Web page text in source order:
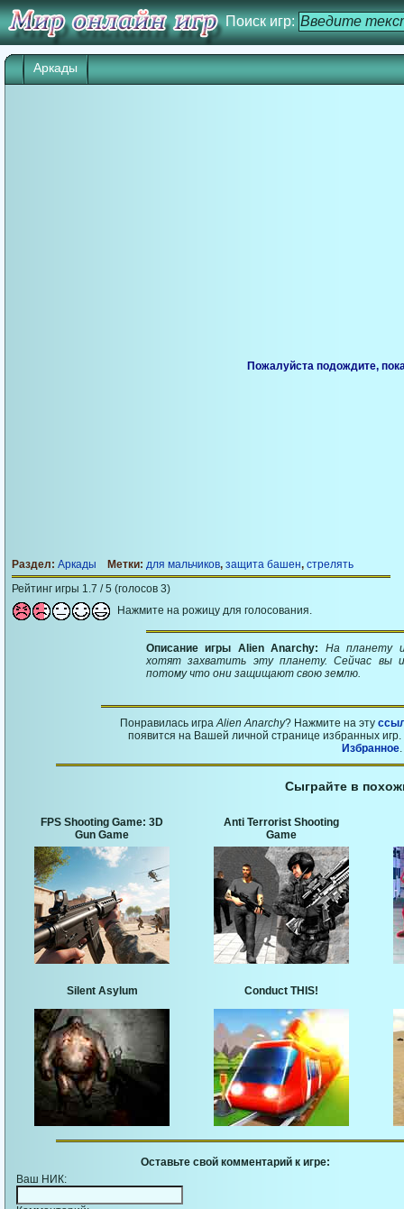
Поиск игр:
Аркады
Пожалуйста подождите,
Раздел: Аркады Метки: для мальчиков, защита башен, стрелять
Рейтинг игры 1.7 / 5 (голосов 3)
Нажмите на рожицу для голосования.
Описание игры Alien Anarchy: На планету
хотят захватить эту планету. Сейчас вы
потому что они защищают свою землю.
Понравилась играAlien Anarchy? Нажмите на эту
появится на Вашей личной странице избранных
Избранное.
Сыграйте в
FPS Shooting Game: 3D
Gun Game
Anti Terrorist Shooting
Game
Silent Asylum Conduct THIS!
Оставьте свой комментарий к игре:
Ваш НИК: